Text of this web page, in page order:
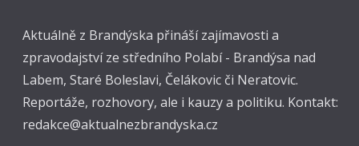
Aktuálně z Brandýska přináší zajímavosti a
zpravodajství ze středního Polabí - Brandýsa nad
Labem, Staré Boleslavi, Čelákovic či Neratovic.
Reportáže, rozhovory, ale i kauzy a politiku. Kontakt:
redakce@aktualnezbrandyska.cz